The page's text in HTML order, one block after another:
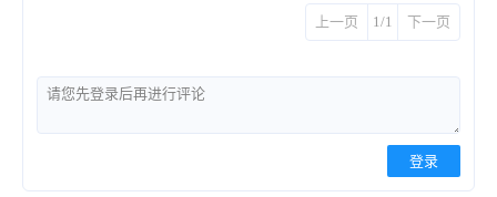
上一页 1/1 下一页
登录